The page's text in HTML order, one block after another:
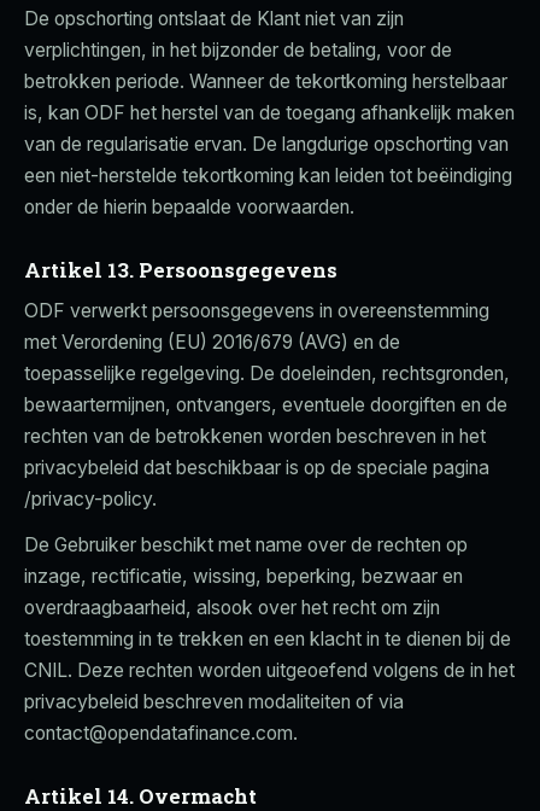
De opschorting ontslaat de Klant niet van zijn
verplichtingen, in het bijzonder de betaling, voor de
betrokken periode. Wanneer de tekortkoming herstelbaar
is, kan ODF het herstel van de toegang afhankelijk maken
van de regularisatie ervan. De langdurige opschorting van
een niet-herstelde tekortkoming kan leiden tot beëindiging
onder de hierin bepaalde voorwaarden.
Artikel 13. Persoonsgegevens
ODF verwerkt persoonsgegevens in overeenstemming
met Verordening (EU) 2016/679 (AVG) en de
toepasselijke regelgeving. De doeleinden, rechtsgronden,
bewaartermijnen, ontvangers, eventuele doorgiften en de
rechten van de betrokkenen worden beschreven in het
privacybeleid dat beschikbaar is op de speciale pagina
/privacy-policy.
De Gebruiker beschikt met name over de rechten op
inzage, rectificatie, wissing, beperking, bezwaar en
overdraagbaarheid, alsook over het recht om zijn
toestemming in te trekken en een klacht in te dienen bij de
CNIL. Deze rechten worden uitgeoefend volgens de in het
privacybeleid beschreven modaliteiten of via
contact@opendatafinance.com.
Artikel 14. Overmacht